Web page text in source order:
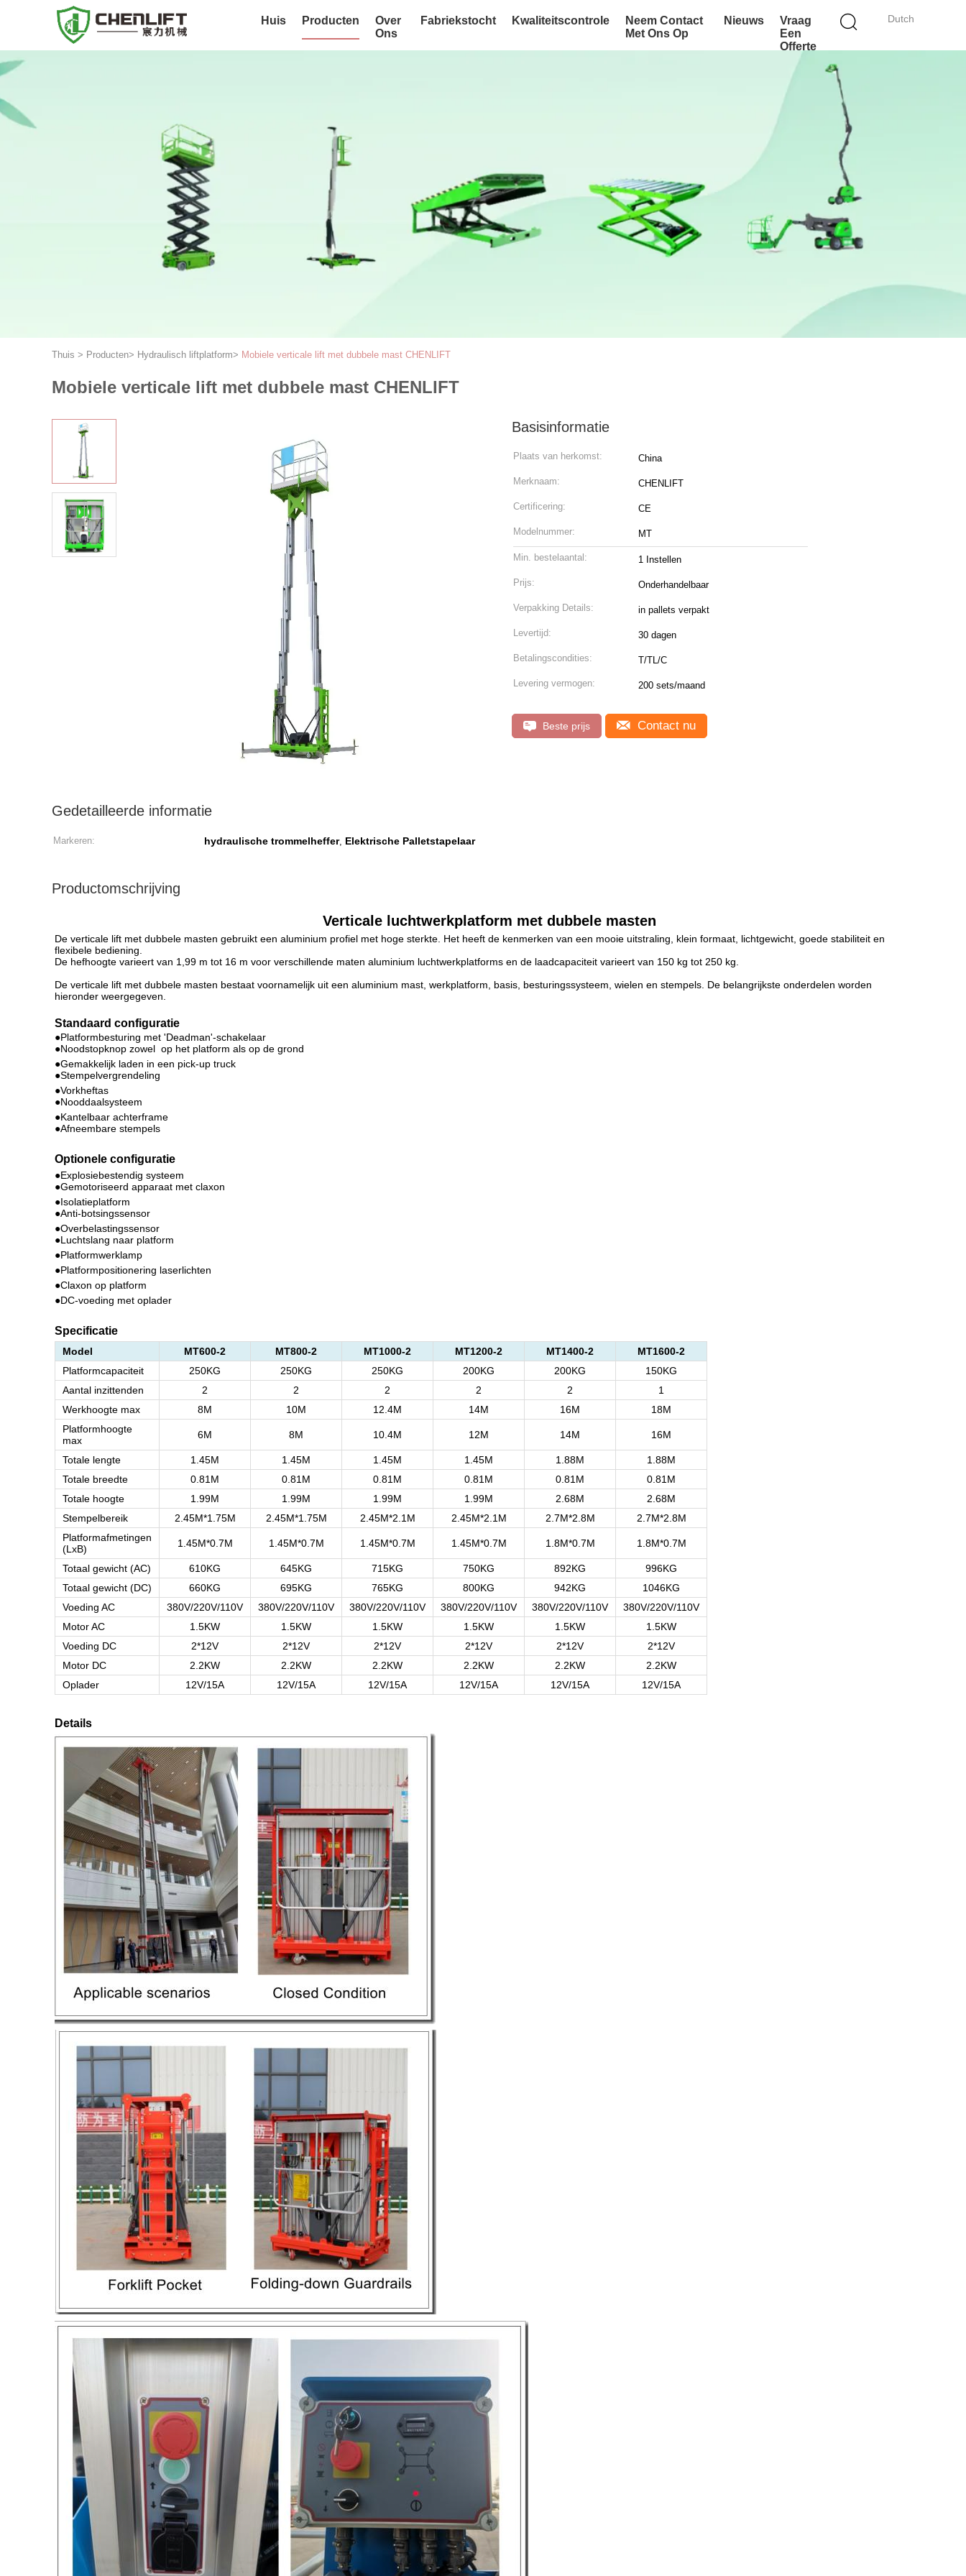
Dutch
Huis Producten
Over
Ons
Fabriekstocht Kwaliteitscontrole
Neem Contact
Met Ons Op
Nieuws
Vraag
Een
Offerte
Thuis > Producten> Hydraulisch liftplatform> Mobiele verticale lift met dubbele mast CHENLIFT
Mobiele verticale lift met dubbele mast CHENLIFT
Basisinformatie
Plaats van herkomst: China
Merknaam: CHENLIFT
Certificering: CE
Modelnummer: MT
Min. bestelaantal: 1 Instellen
Prijs: Onderhandelbaar
Verpakking Details: in pallets verpakt
Levertijd: 30 dagen
Betalingscondities: T/TL/C
Levering vermogen: 200 sets/maand
Beste prijs Contact nu
Gedetailleerde informatie
Markeren: hydraulische trommelheffer, Elektrische Palletstapelaar
Productomschrijving
Verticale luchtwerkplatform met dubbele masten
De verticale lift met dubbele masten gebruikt een aluminium profiel met hoge sterkte. Het heeft de kenmerken van een mooie uitstraling, klein formaat, lichtgewicht, goede stabiliteit en
flexibele bediening.
De hefhoogte varieert van 1,99 m tot 16 m voor verschillende maten aluminium luchtwerkplatforms en de laadcapaciteit varieert van 150 kg tot 250 kg.
De verticale lift met dubbele masten bestaat voornamelijk uit een aluminium mast, werkplatform, basis, besturingssysteem, wielen en stempels. De belangrijkste onderdelen worden
hieronder weergegeven.
Standaard configuratie
●Platformbesturing met 'Deadman'-schakelaar
●Noodstopknop zowel op het platform als op de grond
●Gemakkelijk laden in een pick-up truck
●Stempelvergrendeling
●Vorkheftas
●Nooddaalsysteem
●Kantelbaar achterframe
●Afneembare stempels
Optionele configuratie
●Explosiebestendig systeem
●Gemotoriseerd apparaat met claxon
●Isolatieplatform
●Anti-botsingssensor
●Overbelastingssensor
●Luchtslang naar platform
●Platformwerklamp
●Platformpositionering laserlichten
●Claxon op platform
●DC-voeding met oplader
Specificatie
Model MT600-2 MT800-2 MT1000-2 MT1200-2 MT1400-2
MT1600-2
Platformcapaciteit
250KG 250KG 250KG 200KG 200KG
150KG
Aantal inzittenden
2 2 2 2 2
1
Werkhoogte max
8M 10M 12.4M 14M 16M
18M
Platformhoogte
max
6M 8M 10.4M 12M 14M 16M
Totale lengte 1.45M 1.45M 1.45M 1.45M 1.88M
1.88M
Totale breedte
0.81M 0.81M 0.81M 0.81M 0.81M
0.81M
Totale hoogte
1.99M 1.99M 1.99M 1.99M 2.68M
2.68M
Stempelbereik
2.45M*1.75M 2.45M*1.75M 2.45M*2.1M 2.45M*2.1M 2.7M*2.8M
2.7M*2.8M
Platformafmetingen
(LxB)
1.45M*0.7M 1.45M*0.7M 1.45M*0.7M 1.45M*0.7M 1.8M*0.7M 1.8M*0.7M
Totaal gewicht (AC) 610KG 645KG 715KG 750KG 892KG
996KG
Totaal gewicht (DC)
660KG 695KG 765KG 800KG 942KG
1046KG
Voeding AC
380V/220V/110V 380V/220V/110V 380V/220V/110V 380V/220V/110V 380V/220V/110V
380V/220V/110V
Motor AC
1.5KW 1.5KW 1.5KW 1.5KW 1.5KW
1.5KW
Voeding DC
2*12V 2*12V 2*12V 2*12V 2*12V
2*12V
Motor DC
2.2KW 2.2KW 2.2KW 2.2KW 2.2KW
2.2KW
Oplader
12V/15A 12V/15A 12V/15A 12V/15A 12V/15A 12V/15A
Details